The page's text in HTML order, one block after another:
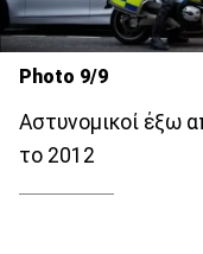
Photo 9/9
Αστυνομικοί έξω
το 2012